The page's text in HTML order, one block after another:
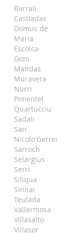
Barrali
Castiadas
Domus de
Maria
Escolca
Goni
Mandas
Muravera
Nurri
Pimentel
Quartucciu
Sadali
San
Nicolo'Gerrei
Sarroch
Selargius
Serri
Siliqua
Sinnai
Teulada
Vallermosa
Villasalto
Villasor